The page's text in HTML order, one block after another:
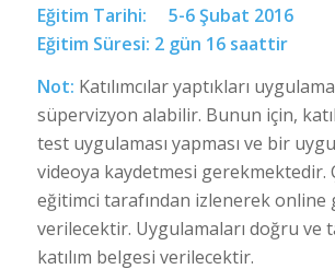
Eğitim Tarihi: 5-6
Eğitim Süresi: 2 gün 16 saattir
Not: Katılımcılar yaptıkları
süpervizyon alabilir. Bunun için,
test uygulaması yapması ve bir
videoya kaydetmesi gerekmektedir.
eğitimci tarafından izlenerek online
verilecektir. Uygulamaları doğru ve
katılım belgesi verilecektir.